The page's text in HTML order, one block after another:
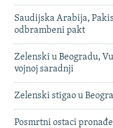
Saudijska Arabija,
odbrambeni pakt
Zelenski u Beogradu,
vojnoj saradnji
Zelenski stigao u
Posmrtni ostaci